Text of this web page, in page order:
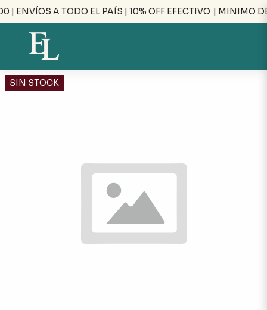
ENVÍOS A TODO EL PAÍS | 10% OFF EFECTIVO | MINIMO
SIN STOCK